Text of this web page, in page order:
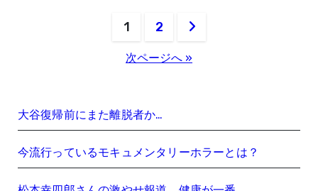
ペ
ー
ジ
1 2
次ページへ »
大谷復帰前にまた離脱者か…
今流行っているモキュメンタリーホラーとは？